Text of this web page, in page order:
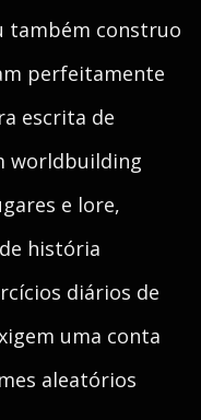
também construo
perfeitamente
escrita de
worldbuilding
e lore,
história
diários de
uma conta
aleatórios